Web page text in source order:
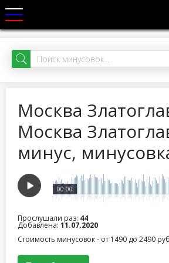
Москва
Москва
минус,
00:00
Прослушали раз: 44
Добавлена: 11.07.2020
Стоимость минусовок - от 1490 до 2490